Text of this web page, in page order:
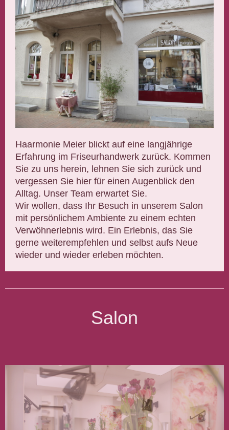
Haarmonie Meier blickt auf eine langjährige
Erfahrung im Friseurhandwerk zurück. Kommen
Sie zu uns herein, lehnen Sie sich zurück und
vergessen Sie hier für einen Augenblick den
Alltag. Unser Team erwartet Sie.
Wir wollen, dass Ihr Besuch in unserem Salon
mit persönlichem Ambiente zu einem echten
Verwöhnerlebnis wird. Ein Erlebnis, das Sie
gerne weiterempfehlen und selbst aufs Neue
wieder und wieder erleben möchten.
Salon